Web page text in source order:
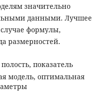
значительно
данными. Лучшее
формулы,
размерностей.
показатель
модель, оптимальная